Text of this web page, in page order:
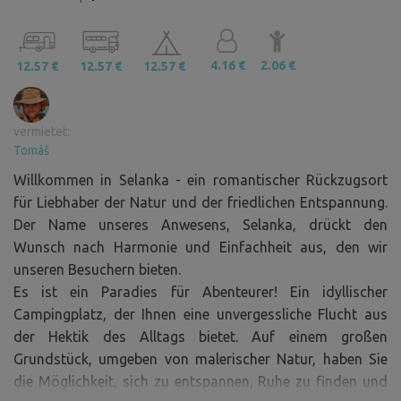
12.57 € 12.57 € 12.57 € 4.16 € 2.06 €
vermietet:
Tomáš
Willkommen in Selanka - ein romantischer Rückzugsort
für Liebhaber der Natur und der friedlichen Entspannung.
Der Name unseres Anwesens, Selanka, drückt den
Wunsch nach Harmonie und Einfachheit aus, den wir
unseren Besuchern bieten.
Es ist ein Paradies für Abenteurer! Ein idyllischer
Campingplatz, der Ihnen eine unvergessliche Flucht aus
der Hektik des Alltags bietet. Auf einem großen
Grundstück, umgeben von malerischer Natur, haben Sie
die Möglichkeit, sich zu entspannen, Ruhe zu finden und